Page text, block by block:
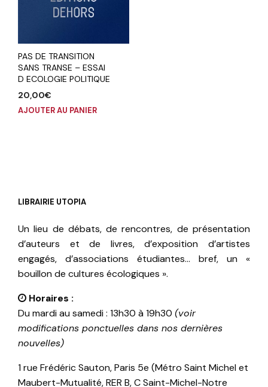
PAS DE TRANSITION
SANS TRANSE – ESSAI
D ECOLOGIE POLITIQUE
20,00€
AJOUTER AU PANIER
LIBRAIRIE UTOPIA
Un lieu de débats, de rencontres, de présentation
d’auteurs et de livres, d’exposition d’artistes
engagés, d’associations étudiantes… bref, un «
bouillon de cultures écologiques ».
Horaires :
Du mardi au samedi : 13h30 à 19h30 (voir
modifications ponctuelles dans nos dernières
nouvelles)
1 rue Frédéric Sauton, Paris 5e (Métro Saint Michel et
Maubert-Mutualité, RER B, C Saint-Michel-Notre